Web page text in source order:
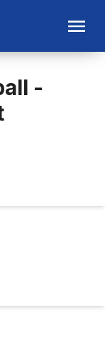
-